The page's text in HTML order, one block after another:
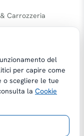
Carrozzeria
by
del
per capire come
o scegliere le tue
la Cookie